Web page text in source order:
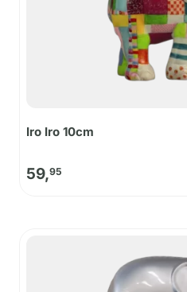
Iro Iro 10cm
59,95